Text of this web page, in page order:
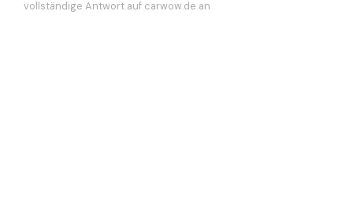
vollständige Antwort auf carwow.de an